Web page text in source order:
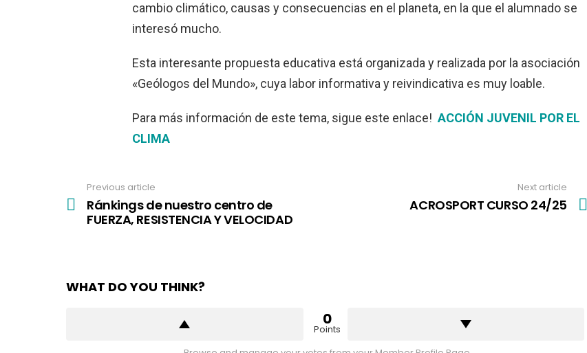
cambio climático, causas y consecuencias en el planeta, en la que el alumnado se
interesó mucho.
Esta interesante propuesta educativa está organizada y realizada por la asociación
«Geólogos del Mundo», cuya labor informativa y reivindicativa es muy loable.
Para más información de este tema, sigue este enlace! ACCIÓN JUVENIL POR EL
CLIMA
more
Previous article
Ránkings de nuestro centro de
FUERZA, RESISTENCIA Y VELOCIDAD
Next article
ACROSPORT CURSO 24/25
WHAT DO YOU THINK?
0
Points